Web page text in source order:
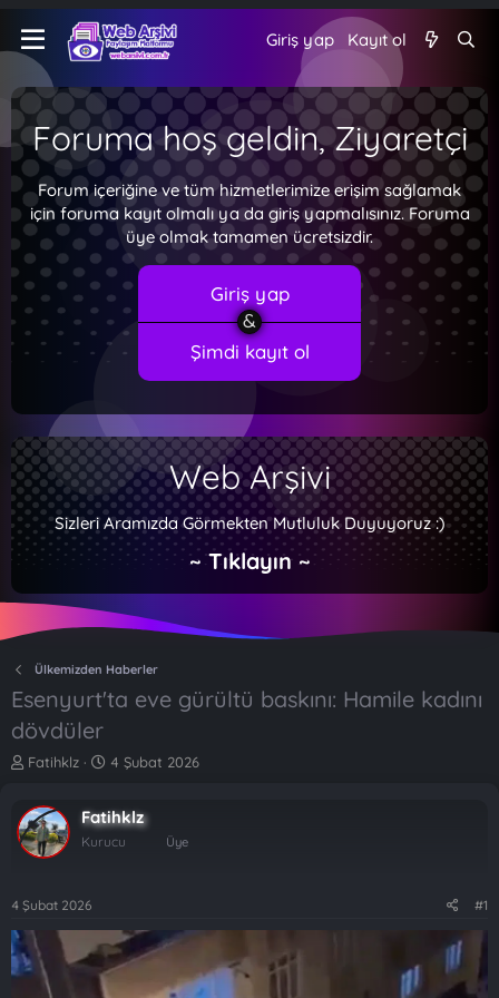
Giriş yap Kayıt ol
Foruma hoş geldin, Ziyaretçi
Forum içeriğine ve tüm hizmetlerimize erişim sağlamak
için foruma kayıt olmalı ya da giriş yapmalısınız. Foruma
üye olmak tamamen ücretsizdir.
Giriş yap
Şimdi kayıt ol
Web Arşivi
Sizleri Aramızda Görmekten Mutluluk Duyuyoruz :)
~ Tıklayın ~
Ülkemizden Haberler
Esenyurt'ta eve gürültü baskını: Hamile kadını
dövdüler
K
b
u
y
b
l
Fatihklz
B
l
a
t
a
r
4 Şubat 2026
Fatihklz
Kurucu Üye
4 Şubat 2026 #1